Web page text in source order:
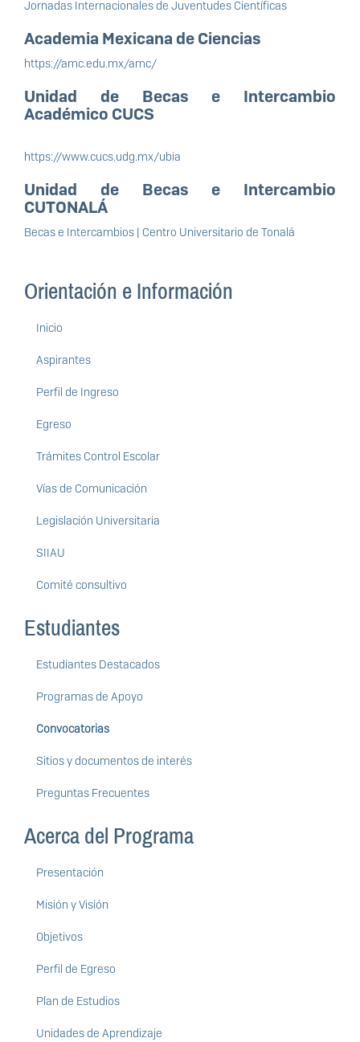
Jornadas Internacionales de Juventudes Científicas
Academia Mexicana de Ciencias
https://amc.edu.mx/amc/
Unidad de Becas e Intercambio
Académico CUCS
https://www.cucs.udg.mx/ubia
Unidad de Becas e Intercambio
CUTONALÁ
Becas e Intercambios | Centro Universitario de Tonalá
Orientación e Información
Inicio
Aspirantes
Perfil de Ingreso
Egreso
Trámites Control Escolar
Vías de Comunicación
Legislación Universitaria
SIIAU
Comité consultivo
Estudiantes
Estudiantes Destacados
Programas de Apoyo
Convocatorias
Sitios y documentos de interés
Preguntas Frecuentes
Acerca del Programa
Presentación
Misión y Visión
Objetivos
Perfil de Egreso
Plan de Estudios
Unidades de Aprendizaje